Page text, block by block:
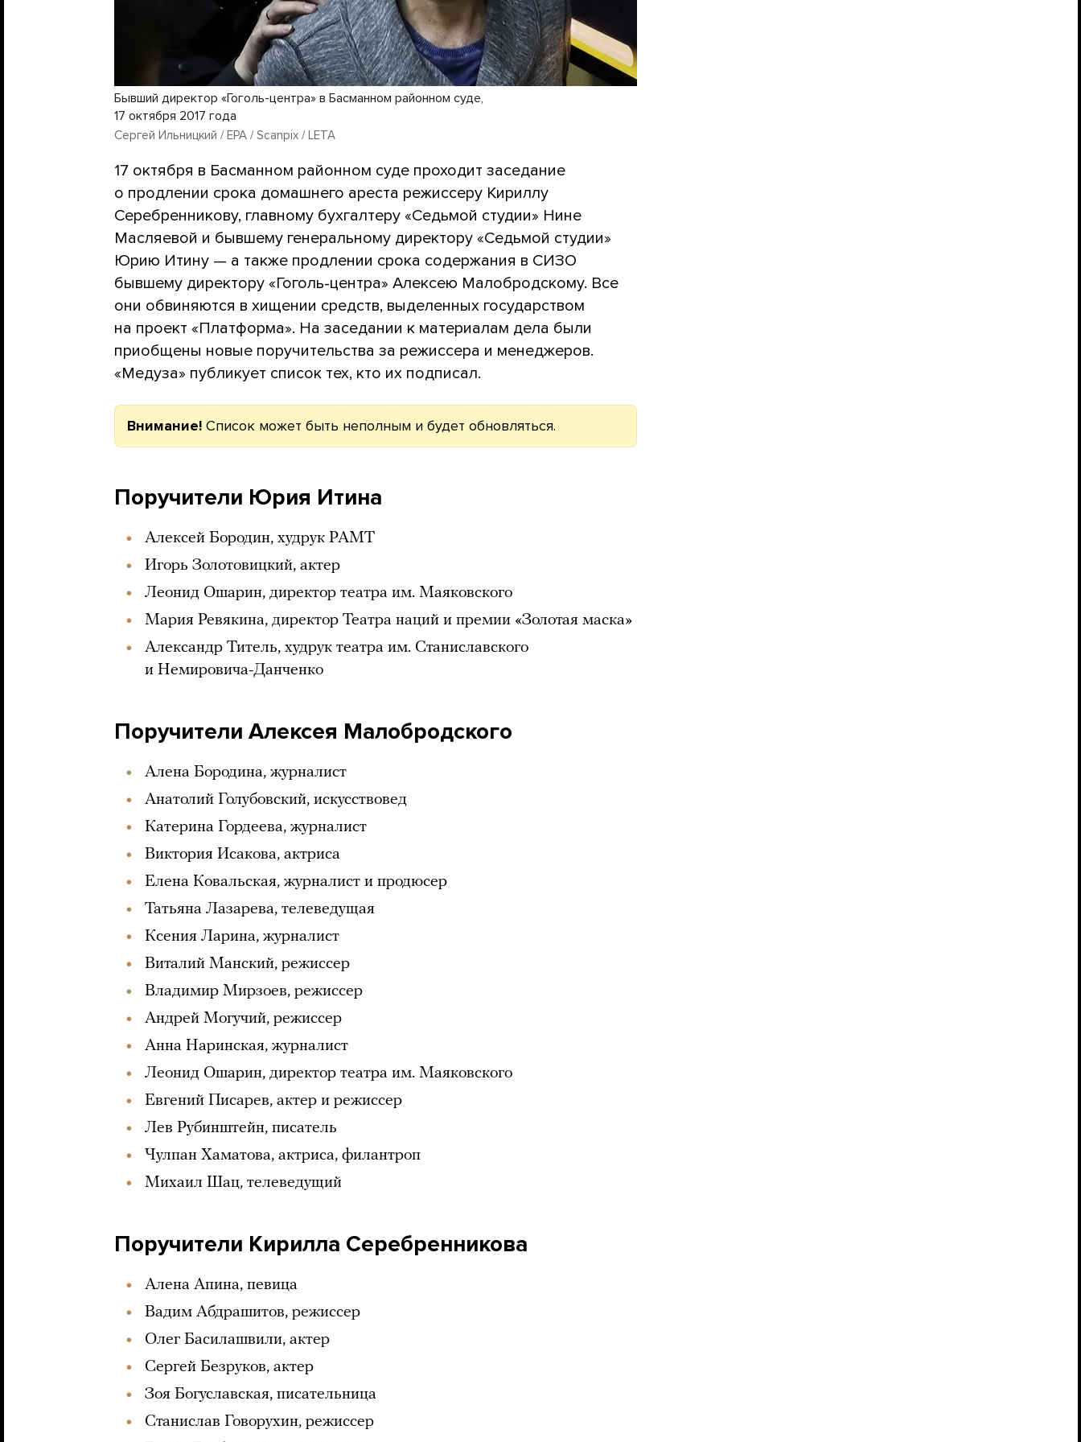
Бывший директор «Гоголь-центра» в Басманном районном суде,
17 октября 2017 года
Сергей Ильницкий / EPA / Scanpix / LETA
17 октября в Басманном районном суде проходит заседание
о продлении срока домашнего ареста режиссеру Кириллу
Серебренникову, главному бухгалтеру «Седьмой студии» Нине
Масляевой и бывшему генеральному директору «Седьмой студии»
Юрию Итину — а также продлении срока содержания в СИЗО
бывшему директору «Гоголь-центра» Алексею Малобродскому. Все
они обвиняются в хищении средств, выделенных государством
на проект «Платформа». На заседании к материалам дела были
приобщены новые поручительства за режиссера и менеджеров.
«Медуза» публикует список тех, кто их подписал.
Внимание! Список может быть неполным и будет обновляться.
Поручители Юрия Итина
Алексей Бородин, худрук РАМТ
Игорь Золотовицкий, актер
Леонид Ошарин, директор театра им. Маяковского
Мария Ревякина, директор Театра наций и премии «Золотая маска»
Александр Титель, худрук театра им. Станиславского
и Немировича-Данченко
Поручители Алексея Малобродского
Алена Бородина, журналист
Анатолий Голубовский, искусствовед
Катерина Гордеева, журналист
Виктория Исакова, актриса
Елена Ковальская, журналист и продюсер
Татьяна Лазарева, телеведущая
Ксения Ларина, журналист
Виталий Манский, режиссер
Владимир Мирзоев, режиссер
Андрей Могучий, режиссер
Анна Наринская, журналист
Леонид Ошарин, директор театра им. Маяковского
Евгений Писарев, актер и режиссер
Лев Рубинштейн, писатель
Чулпан Хаматова, актриса, филантроп
Михаил Шац, телеведущий
Поручители Кирилла Серебренникова
Алена Апина, певица
Вадим Абдрашитов, режиссер
Олег Басилашвили, актер
Сергей Безруков, актер
Зоя Богуславская, писательница
Станислав Говорухин, режиссер